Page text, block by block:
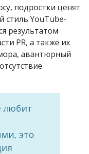
подростки ценят
стиль YouTube-
результатом
PR, а также их
авантюрный
любит
это